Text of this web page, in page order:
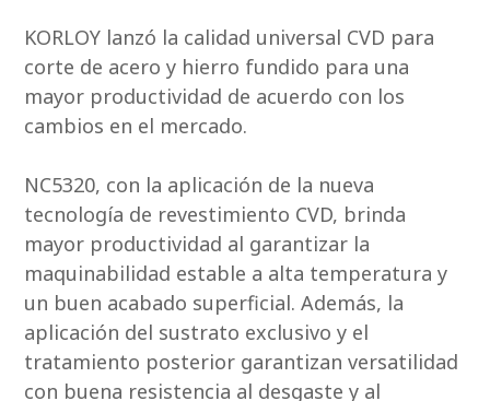
KORLOY lanzó la calidad universal CVD para
corte de acero y hierro fundido para una
mayor productividad de acuerdo con los
cambios en el mercado.
NC5320, con la aplicación de la nueva
tecnología de revestimiento CVD, brinda
mayor productividad al garantizar la
maquinabilidad estable a alta temperatura y
un buen acabado superficial. Además, la
aplicación del sustrato exclusivo y el
tratamiento posterior garantizan versatilidad
con buena resistencia al desgaste y al